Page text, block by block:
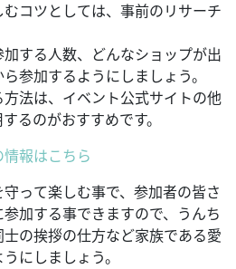
コツとしては、事前のリサーチ
する人数、どんなショップが出
参加するようにしましょう。
法は、イベント公式サイトの他
るのがおすすめです。
報はこちら
って楽しむ事で、参加者の皆さ
加する事できますので、うんち
の挨拶の仕方など家族である愛
にしましょう。